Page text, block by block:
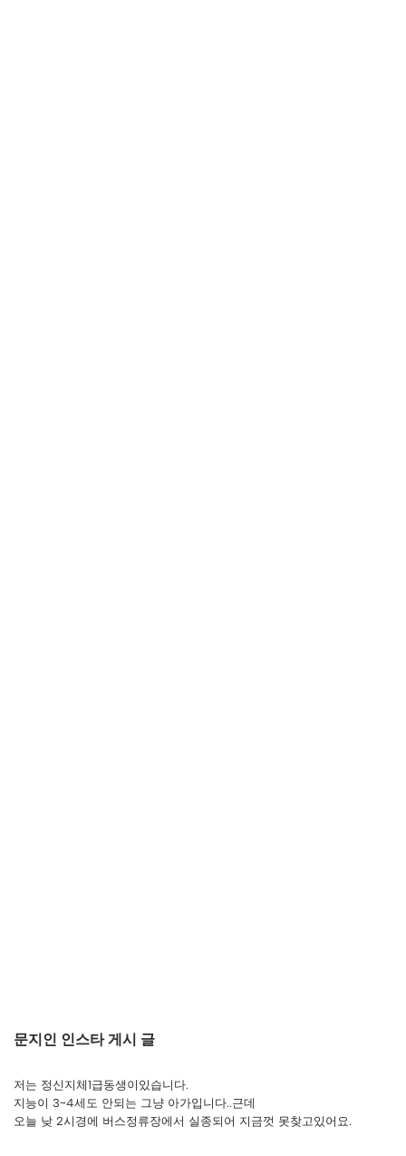
문지인 인스타 게시 글
저는 정신지체1급동생이있습니다.
지능이 3~4세도 안되는 그냥 아가입니다..근데
오늘 낮 2시경에 버스정류장에서 실종되어 지금껏 못찾고있어요.